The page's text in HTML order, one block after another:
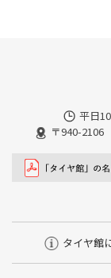
平日
〒940-2106
タイヤ館